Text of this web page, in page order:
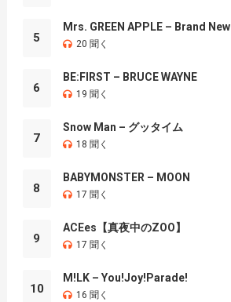
5
Mrs. GREEN APPLE – Brand New
20 聞く
6
BE:FIRST – BRUCE WAYNE
19 聞く
7
Snow Man – グッタイム
18 聞く
8
BABYMONSTER – MOON
17 聞く
9
ACEes【真夜中のZOO】
17 聞く
10
M!LK – You!Joy!Parade!
16 聞く